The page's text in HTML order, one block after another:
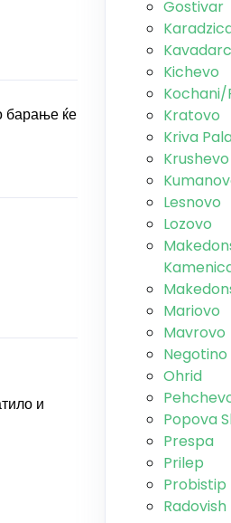
барање ќе
и
Gostivar
Kichevo
Kochani/
Kratovo
Kriva
Krushevo
Lesnovo
Lozovo
Mariovo
Mavrovo
Negotino
Ohrid
Popova
Prespa
Prilep
Probistip
Radovish